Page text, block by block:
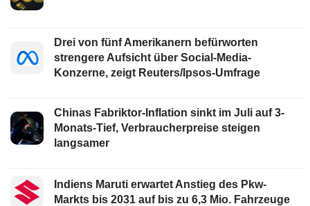
Drei von fünf Amerikanern befürworten
strengere Aufsicht über Social-Media-
Konzerne, zeigt Reuters/Ipsos-Umfrage
Chinas Fabriktor-Inflation sinkt im Juli auf 3-
Monats-Tief, Verbraucherpreise steigen
langsamer
Indiens Maruti erwartet Anstieg des Pkw-
Markts bis 2031 auf bis zu 6,3 Mio. Fahrzeuge